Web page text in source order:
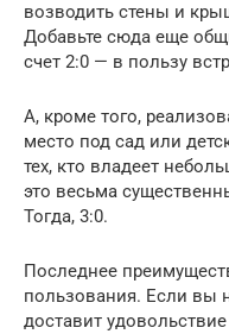
возводить стены и
Добавьте сюда еще
счет 2:0 — в пользу
А, кроме того,
место под сад или
тех, кто владеет
это весьма
Тогда, 3:0.
Последнее
пользования. Если вы
доставит